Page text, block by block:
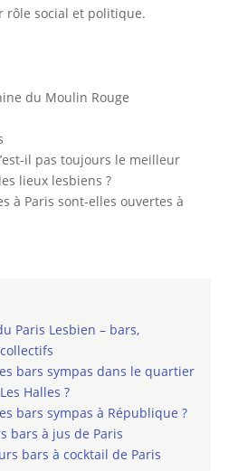
rôle social et politique.
du Moulin Rouge
il pas toujours le meilleur
lieux lesbiens ?
à Paris sont-elles ouvertes à
Paris Lesbien – bars,
bars sympas dans le quartier
Halles ?
bars sympas à République ?
bars à jus de Paris
bars à cocktail de Paris